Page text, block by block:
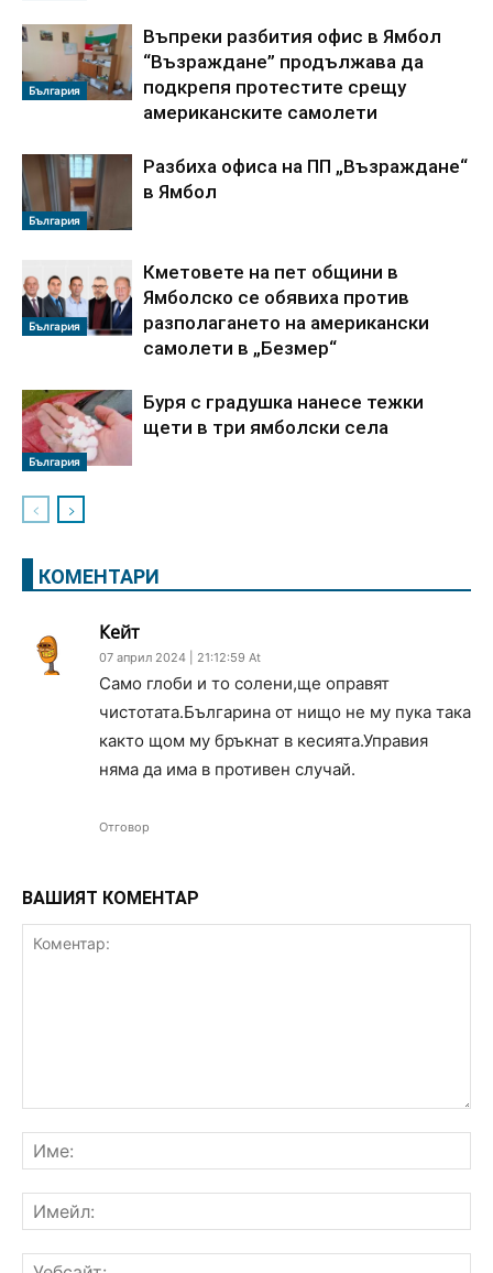
България
Въпреки разбития офис в Ямбол
“Възраждане” продължава да
подкрепя протестите срещу
американските самолети
България
Разбиха офиса на ПП „Възраждане“
в Ямбол
България
Кметовете на пет общини в
Ямболско се обявиха против
разполагането на американски
самолети в „Безмер“
България
Буря с градушка нанесе тежки
щети в три ямболски села
КОМЕНТАРИ
Кейт
07 април 2024 | 21:12:59 At
Само глоби и то солени,ще оправят
чистотата.Българина от нищо не му пука така
както щом му бръкнат в кесията.Управия
няма да има в противен случай.
Отговор
ВАШИЯТ КОМЕНТАР